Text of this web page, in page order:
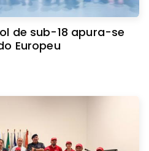
de sub-18 apura-se
Europeu